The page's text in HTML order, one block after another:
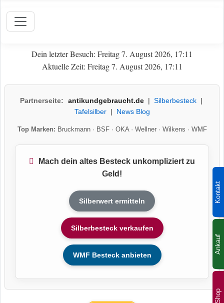
Shop
Kontakt
Ankauf
Dein letzter Besuch: Freitag 7. August 2026, 17:11
Aktuelle Zeit: Freitag 7. August 2026, 17:11
Partnerseite: antikundgebraucht.de| Silberbesteck|
Tafelsilber| News Blog
Top Marken: Bruckmann· BSF· OKA· Wellner· Wilkens · WMF
Mach dein altes Besteck unkompliziert zu
Geld!
Silberwert ermitteln
Silberbesteck verkaufen
WMF Besteck anbieten